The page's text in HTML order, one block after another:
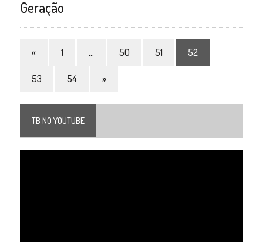
Geração
« 1 … 50 51 52
53 54 »
TB NO YOUTUBE